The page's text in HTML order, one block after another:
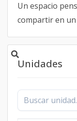
Un espacio
compartir en
Unidades